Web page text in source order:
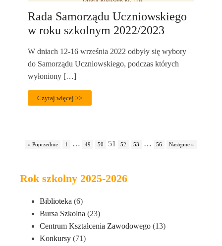
Rok szkolny 2025-2026
Biblioteka (6)
Bursa Szkolna (23)
Centrum Kształcenia Zawodowego (13)
Konkursy (71)
Rada Samorządu Uczniowskiego
w roku szkolnym 2022/2023
W dniach 12-16 września 2022 odbyły się wybory
do Samorządu Uczniowskiego, podczas których
wyłoniony […]
Czytaj więcej >>
« Poprzednie 1 … 49 50 51 52 53 … 56 Następne »